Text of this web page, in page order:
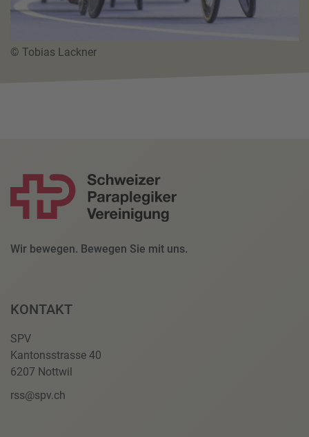
© Tobias Lackner
Wir bewegen. Bewegen Sie mit uns.
KONTAKT
SPV
Kantonsstrasse 40
6207 Nottwil
rss@spv.ch